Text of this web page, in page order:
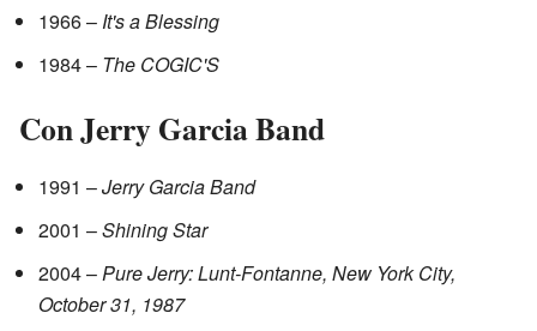
1966 – It's a Blessing
1984 – The COGIC'S
Con Jerry Garcia Band
1991 –Jerry Garcia Band
2001 –Shining Star
2004 – Pure Jerry: Lunt-Fontanne, New York City,
October 31, 1987